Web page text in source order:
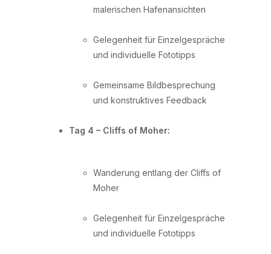
malerischen Hafenansichten
Gelegenheit für Einzelgespräche
und individuelle Fototipps
Gemeinsame Bildbesprechung
und konstruktives Feedback
Tag 4 – Cliffs of Moher:
Wanderung entlang der Cliffs of
Moher
Gelegenheit für Einzelgespräche
und individuelle Fototipps